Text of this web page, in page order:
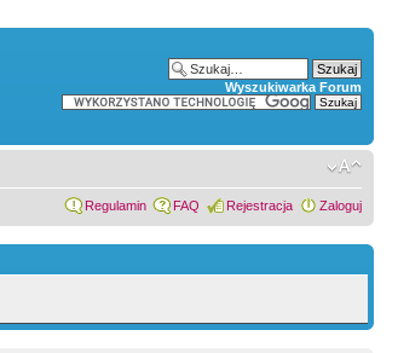
Wyszukiwarka Forum
Regulamin FAQ Rejestracja Zaloguj